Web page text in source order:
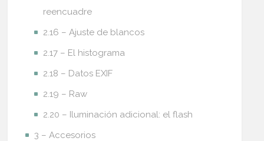
reencuadre
2.16 – Ajuste de blancos
2.17 – El histograma
2.18 – Datos EXIF
2.19 – Raw
2.20 – Iluminación adicional: el flash
3 – Accesorios